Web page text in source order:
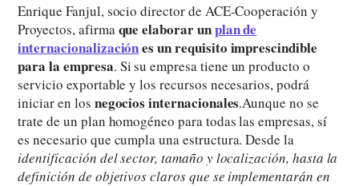
Enrique Fanjul, socio director de ACE-Cooperación y
Proyectos, afirmaque elaborar unplan de
internacionalizaciónes un requisito imprescindible
para la empresa. Si su empresa tiene un producto o
servicio exportable y los recursos necesarios, podrá
iniciar en los negocios internacionales.Aunque no se
trate de un plan homogéneo para todas las empresas, sí
es necesario que cumpla una estructura. Desde la
identificación del sector, tamaño y localización, hasta la
definición de objetivos claros que se implementarán en